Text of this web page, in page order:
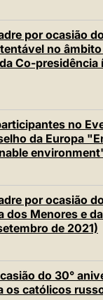
por ocasião
no
Co-
no
da Europa
por ocasião
dos Menores e
de 2021)
do 30°
católicos